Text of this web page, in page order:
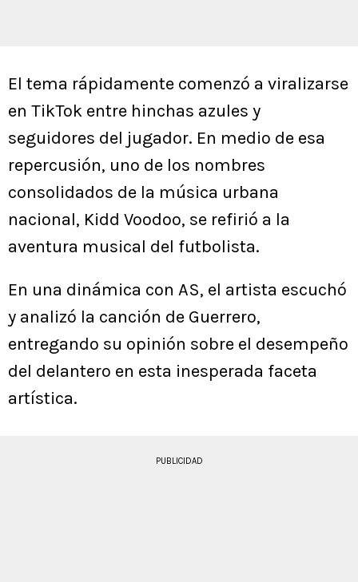
El tema rápidamente comenzó a viralizarse
en TikTok entre hinchas azules y
seguidores del jugador. En medio de esa
repercusión, uno de los nombres
consolidados de la música urbana
nacional, Kidd Voodoo, se refirió a la
aventura musical del futbolista.
En una dinámica con AS, el artista escuchó
y analizó la canción de Guerrero,
entregando su opinión sobre el desempeño
del delantero en esta inesperada faceta
artística.
PUBLICIDAD